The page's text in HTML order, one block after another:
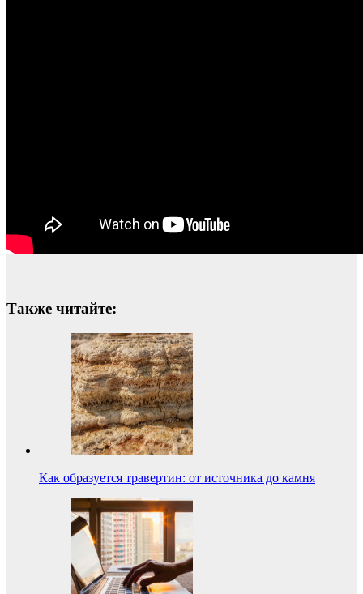
Также читайте:
Как образуется травертин: от источника до камня